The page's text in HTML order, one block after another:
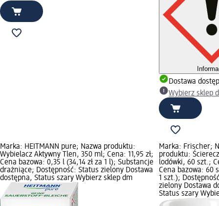
Dostawa
Wybierz sklep
Marka: HEITMANN pure; Nazwa produktu:
Wybielacz Aktywny Tlen, 350 ml; Cena: 11,95 zł;
Cena bazowa: 0,35 l (34,14 zł za 1 l); Substancje
drażniące; Dostępność: Status zielony Dostawa
dostępna, Status szary Wybierz sklep dm
Marka: Frischer;
produktu:
lodówki, 60 szt.;
Cena bazowa: 60
1 szt.);
zielony Dostawa
Status szary